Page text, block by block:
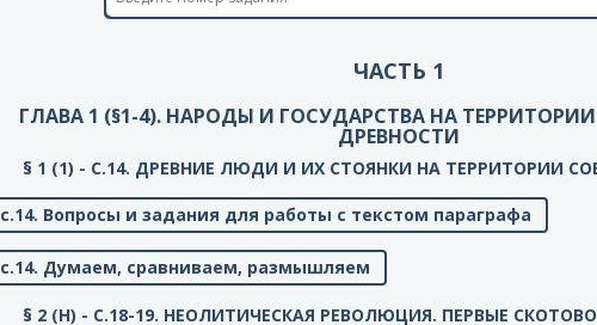
ЧАСТЬ 1
ГЛАВА 1 (§1-4). НАРОДЫ И ГОСУДАРСТВА НА
ДРЕВНОСТИ
§ 1 (1) - C.14. ДРЕВНИЕ ЛЮДИ И ИХ СТОЯНКИ НА ТЕРРИТОРИИ
с.14. Вопросы и задания для работы с текстом параграфа
с.14. Думаем, сравниваем, размышляем
§ 2 (Н) - C.18-19. НЕОЛИТИЧЕСКАЯ РЕВОЛЮЦИЯ. ПЕРВЫЕ